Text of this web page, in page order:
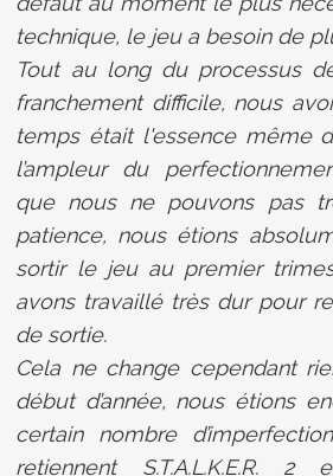
technique, le jeu a besoin de
Tout au long du processus
franchement difficile, nous
temps était l'essence même
l’ampleur du
que nous ne pouvons pas
patience, nous étions
sortir le jeu au premier
avons travaillé très dur pour
de sortie.
Cela ne change cependant
début d’année, nous étions
certain nombre
retiennent S.T.A.L.K.E.R.